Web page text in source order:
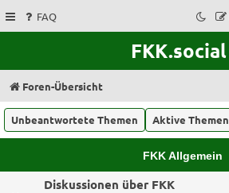
FAQ
FKK.social
Foren-Übersicht
Unbeantwortete Themen Aktive Themen
FKK Allgemein
Diskussionen über FKK